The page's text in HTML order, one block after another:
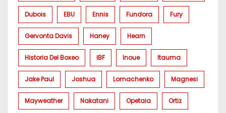
Dubois EBU Ennis Fundora Fury
Gervonta Davis Haney Hearn
Historia Del Boxeo IBF Inoue Itauma
Jake Paul Joshua Lomachenko Magnesi
Mayweather Nakatani Opetaia Ortiz